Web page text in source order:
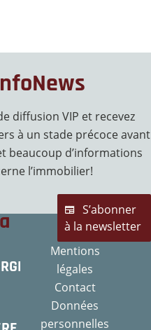
diffusion VIP et recevez
à un stade précoce avant
beaucoup d’informations
l’immobilier!
S’abonner
à la newsletter
Mentions
légales
Contact
Données
personnelles